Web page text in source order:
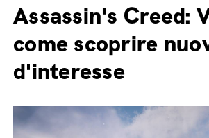
Assassin's Creed:
come scoprire
d'interesse